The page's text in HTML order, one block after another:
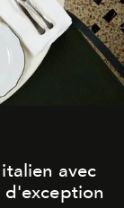
avec
d'exception